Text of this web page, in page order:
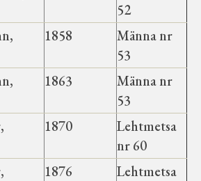
52
1858
Männa nr
53
1863
Männa nr
53
1870
Lehtmetsa
nr 60
1876
Lehtmetsa